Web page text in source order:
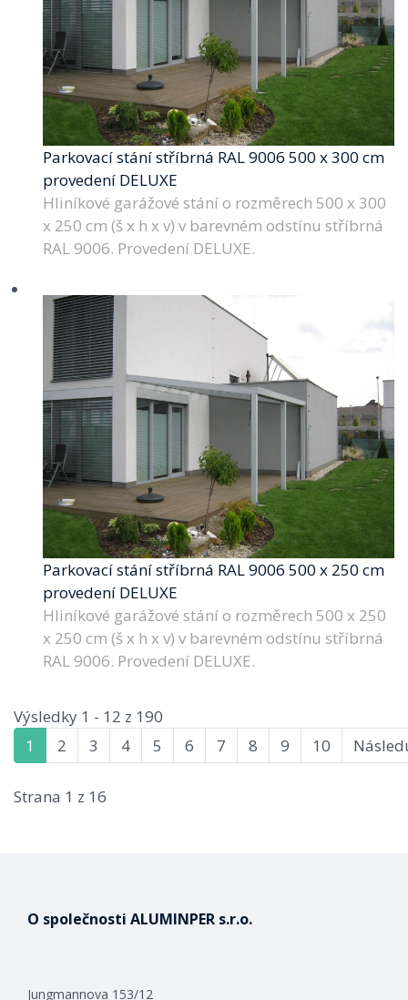
Parkovací stání stříbrná RAL 9006 500 x 300 cm
provedení DELUXE
Hliníkové garážové stání o rozměrech 500 x 300
x 250 cm (š x h x v) v barevném odstínu stříbrná
RAL 9006. Provedení DELUXE.
Parkovací stání stříbrná RAL 9006 500 x 250 cm
provedení DELUXE
Hliníkové garážové stání o rozměrech 500 x 250
x 250 cm (š x h x v) v barevném odstínu stříbrná
RAL 9006. Provedení DELUXE.
Výsledky 1 - 12 z 190
1
2 3 4 5 6 7 8 9 10
Strana 1 z 16
O společnosti ALUMINPER s.r.o.
Jungmannova 153/12